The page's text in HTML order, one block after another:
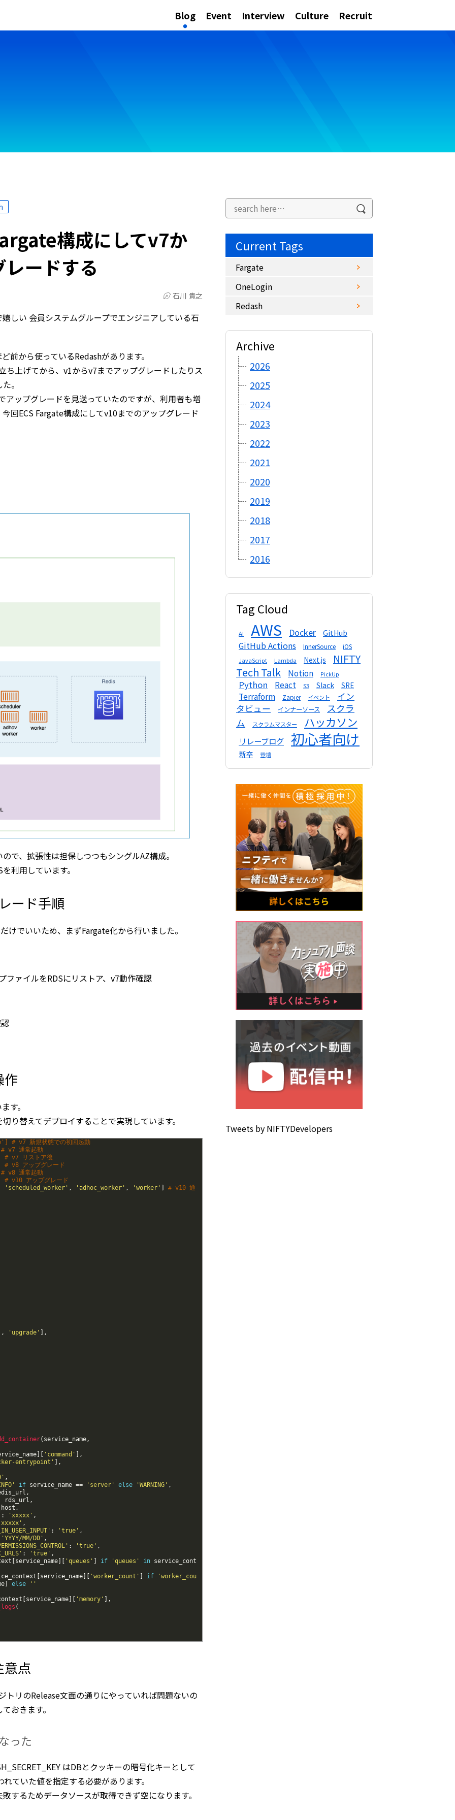
Blog Event Interview Culture Recruit
構成にしてv7か
ードする
石川 貴之
しい 会員システムグループでエンジニアしている石
前から使っているRedashがあります。
ち上げてから、v1からv7までアップグレードしたりス
。
ップグレードを見送っていたのですが、利用者も増
回ECS Fargate構成にしてv10までのアップグレード
で、拡張性は担保しつつもシングルAZ構成。
利用しています。
ード手順
けでいいため、まずFargate化から行いました。
ファイルをRDSにリストア、v7動作確認
作
す。
り替えてデプロイすることで実現しています。
新規状態での初回起動
通常起動
リストア後
アップグレード
通常起動
アップグレード
'scheduled_worker' , 'adhoc_worker' , 'worker' # v10 通
, 'upgrade' ,
( service_name,
'command'
,
entrypoint'
,
,
if service_name == 'server' else 'WARNING' ,
,
rds_url ,
,
: 'xxxxx' ,
,
: 'true' ,
'YYYY/MM/DD' ,
: 'true' ,
: 'true' ,
service_name 'queues' if 'queues' in service_cont
service_name 'worker_count' if
'worker_cou
else ''
service_name 'memory'
,
(
点
リのRelease文面の通りにやっていれば問題ないの
おきます。
った
はDBとクッキーの暗号化キーとして
ていた値を指定する必要があります。
するためデータソースが取得できず空になります。
Current Tags
Fargate
OneLogin
Redash
Archive
2026
2025
2024
2023
2022
2021
2020
2019
2018
2017
2016
Tag Cloud
AI AWS Docker GitHub
GitHub Actions InnerSource iOS
JavaScript Lambda Next.js
NIFTY
Tech Talk
Notion PickUp
Python React S3 Slack SRE
Terraform Zapier イベント
イン
タビュー
インナーソース
スクラ
ム
スクラムマスター ハッカソン
リレーブログ 初心者向け
新卒 登壇
Tweets by NIFTYDevelopers